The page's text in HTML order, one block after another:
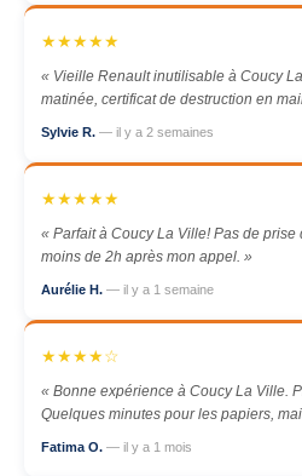
★★★★★
« Vieille Renault inutilisable à Coucy
matinée, certificat de destruction en
Sylvie R. — il y a 2 semaines
★★★★★
« Parfait à Coucy La Ville! Pas de
moins de 2h après mon appel. »
Aurélie H. — il y a 1 semaine
★★★★☆
« Bonne expérience à Coucy La Ville.
Quelques minutes pour les papiers,
Fatima O. — il y a 1 mois